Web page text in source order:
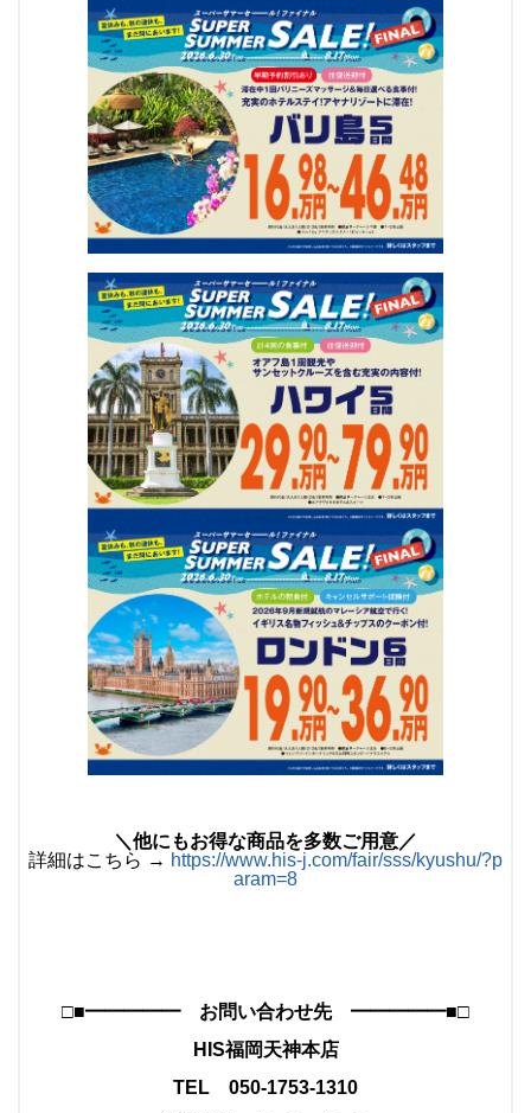
＼他にもお得な商品を多数ご用意／
詳細はこちら → https://www.his-j.com/fair/sss/kyushu/?p
aram=8
□■━━━━━ お問い合わせ先 ━━━━━■□
HIS福岡天神本店
TEL 050-1753-1310